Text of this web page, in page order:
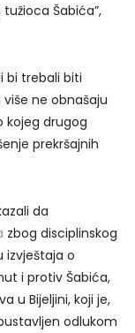
Šabića”,
bi trebali biti
ne obnašaju
kojeg drugog
prekršajnih
da
zbog disciplinskog
izvještaja o
i protiv Šabića,
u Bijeljini, koji je,
odlukom